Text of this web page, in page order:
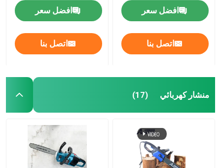
افضل سعر
اتصل بنا
افضل سعر
اتصل بنا
منشار كهربائي (17)